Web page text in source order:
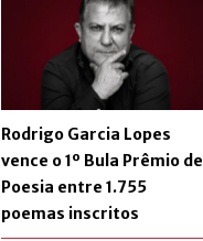
Rodrigo Garcia Lopes
vence o 1º Bula Prêmio de
Poesia entre 1.755
poemas inscritos